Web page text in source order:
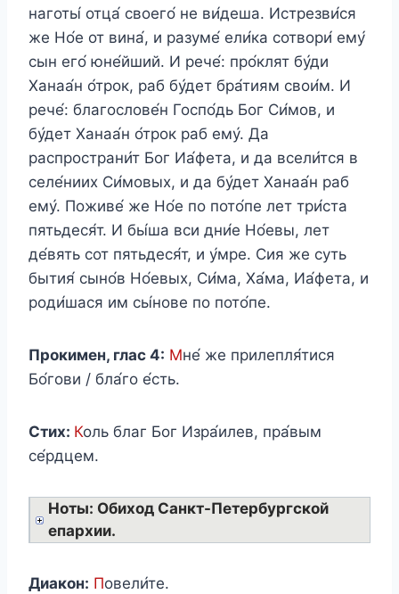
наготы́ отца́ своего́ не ви́деша. Истрезви́ся
же Но́е от вина́, и разуме́ ели́ка сотвори́ ему́
сын его́ юне́йший. И рече́: про́клят бу́ди
Ханаа́н о́трок, раб бу́дет бра́тиям свои́м. И
рече́: благослове́н Госпо́дь Бог Си́мов, и
бу́дет Ханаа́н о́трок раб ему́. Да
распространи́т Бог Иа́фета, и да всели́тся в
селе́ниих Си́мовых, и да бу́дет Ханаа́н раб
ему́. Поживе́ же Но́е по пото́пе лет три́ста
пятьдеся́т. И бы́ша вси дни́е Но́евы, лет
де́вять сот пятьдеся́т, и у́мре. Сия же суть
бытия́ сыно́в Но́евых, Си́ма, Ха́ма, Иа́фета, и
роди́шася им сы́нове по пото́пе.
Прокимен, глас 4: Мне́ же прилепля́тися
Бо́гови / бла́го е́сть.
Стих: Коль благ Бог Изра́илев, пра́вым
се́рдцем.
Ноты: Обиход Санкт-Петербургской
епархии.
Диакон: Повели́те.